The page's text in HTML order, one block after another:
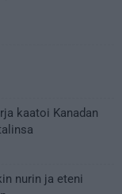
kaatoi Kanadan
nurin ja eteni